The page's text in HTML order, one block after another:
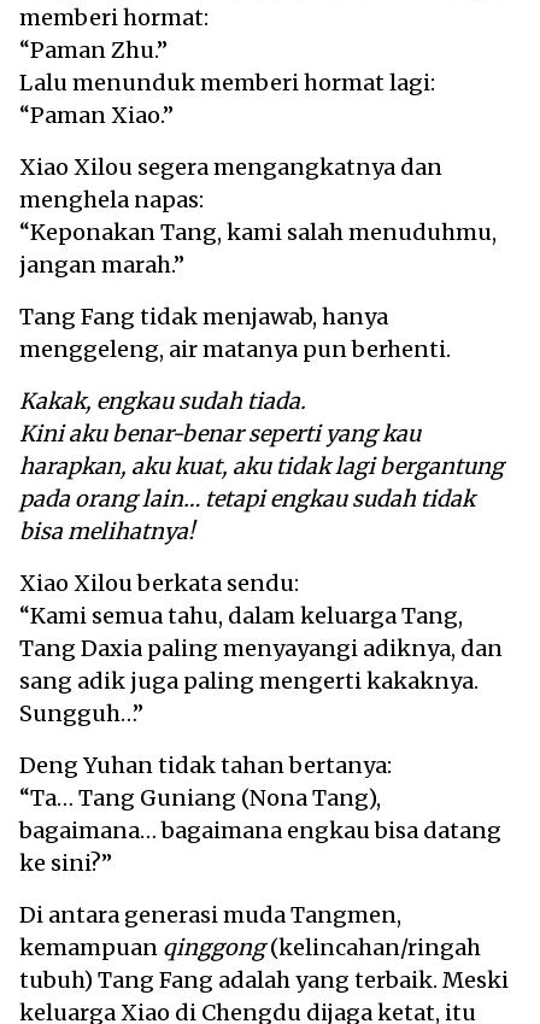
memberi hormat:
“Paman Zhu.”
Lalu menunduk memberi hormat lagi:
“Paman Xiao.”
Xiao Xilou segera mengangkatnya dan
menghela napas:
“Keponakan Tang, kami salah menuduhmu,
jangan marah.”
Tang Fang tidak menjawab, hanya
menggeleng, air matanya pun berhenti.
Kakak, engkau sudah tiada.
Kini aku benar-benar seperti yang kau
harapkan, aku kuat, aku tidak lagi bergantung
pada orang lain… tetapi engkau sudah tidak
bisa melihatnya!
Xiao Xilou berkata sendu:
“Kami semua tahu, dalam keluarga Tang,
Tang Daxia paling menyayangi adiknya, dan
sang adik juga paling mengerti kakaknya.
Sungguh…”
Deng Yuhan tidak tahan bertanya:
“Ta… Tang Guniang (Nona Tang),
bagaimana… bagaimana engkau bisa datang
ke sini?”
Di antara generasi muda Tangmen,
kemampuan qinggong(kelincahan/ringah
tubuh) Tang Fang adalah yang terbaik. Meski
keluarga Xiao di Chengdu dijaga ketat, itu